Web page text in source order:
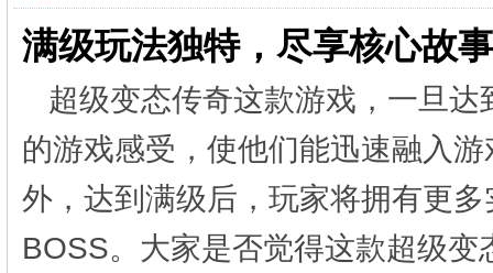
满级玩法独特，尽享核心故
超级变态传奇这款游戏，一旦
的游戏感受，使他们能迅速融入
外，达到满级后，玩家将拥有更
BOSS。大家是否觉得这款超级